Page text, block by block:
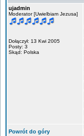
ujadmin
Moderator [Uwielbiam Jezusa]
Dołączył: 13 Kwi 2005
Posty: 3
Skąd: Polska
Powrót do góry